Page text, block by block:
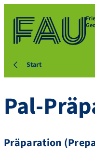
Start
Pal-
Präparation